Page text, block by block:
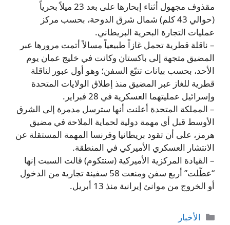
مقذوف مجهول أثناء إبحارها على بعد 23 ميلاً بحرياً
(حوالي 43 كلم) شمال شرق الدوحة، بحسب مركز
عمليات التجارة البحرية البريطاني.
– ناقلة قطرية تحمل غازاً طبيعياً مسالاً أتمت مرورها عبر
المضيق متجهة إلى باكستان وكانت في خليج عمان يوم
الأحد، بحسب بيانات تتبّع السفن؛ وهو أول عبور لناقلة
قطرية للغاز عبر المضيق منذ إطلاق الولايات المتحدة
وإسرائيل عمليتهما العسكرية في 28 فبراير.
– المملكة المتحدة أعلنت أنها سترسل مدمرة إلى الشرق
الأوسط قبل أي مهمة دولية لحماية الملاحة في مضيق
هرمز، على أن تقود بريطانيا وفرنسا المهمة المستقلة عن
الانتشار العسكري الأميركي في المنطقة.
– القيادة المركزية الأميركية (سنتكوم) قالت السبت إنها
“عطّلت” أربع سفن ومنعت 58 سفينة تجارية من الدخول
أو الخروج من موانئ إيرانية منذ 13 أبريل.
التصنيفات
الأخبار